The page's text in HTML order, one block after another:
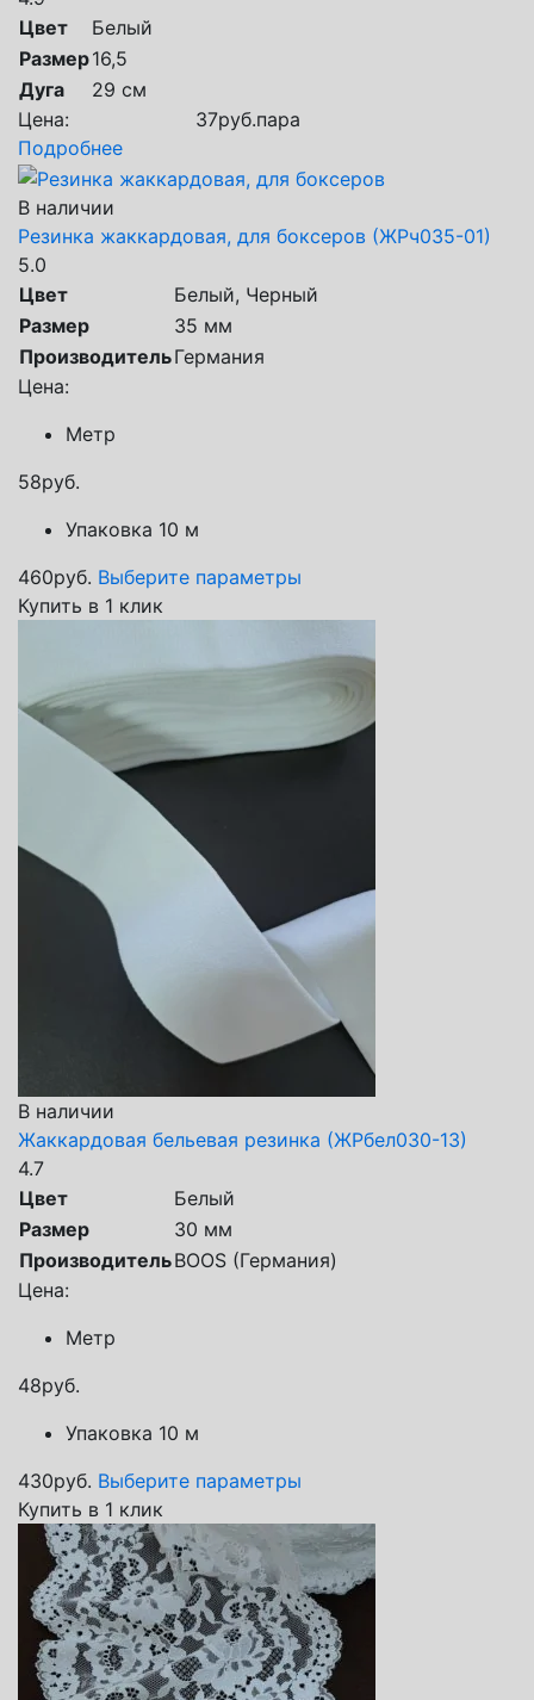
Цвет
Белый
Размер16,5
Дуга
29 см
Цена:
37руб.пара
Подробнее
В наличии
Резинка жаккардовая, для боксеров (ЖРч035-01)
5.0
Цвет
Белый, Черный
Размер
35 мм
ПроизводительГермания
Цена:
Метр
58руб.
Упаковка 10 м
460руб. Выберите параметры
Купить в 1 клик
В наличии
Жаккардовая бельевая резинка (ЖРбел030-13)
4.7
Цвет
Белый
Размер
30 мм
ПроизводительBOOS (Германия)
Цена:
Метр
48руб.
Упаковка 10 м
430руб. Выберите параметры
Купить в 1 клик